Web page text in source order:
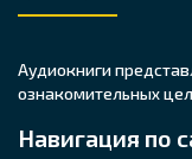
Аудиокниги
ознакомительных
Навигация по